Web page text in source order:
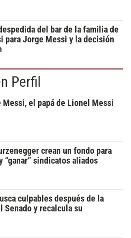
del bar de la familia de
para Jorge Messi y la decisión
Perfil
Messi, el papá de Lionel Messi
crean un fondo para
“ganar” sindicatos aliados
culpables después de la
Senado y recalcula su